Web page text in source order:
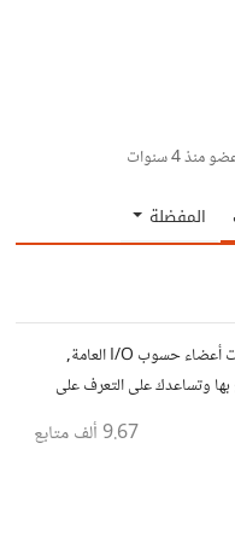
منذ4 سنوات
المفضلة
اطرح اسئلة مثيرة للتفكير وأجب على استفسارات أعضاء حسوب I/O العامة,
بها وتساعدك على التعرف على
9.67 ألف متابع